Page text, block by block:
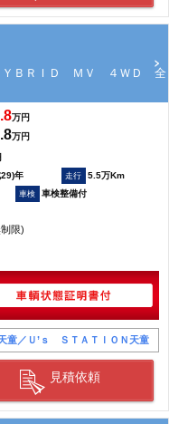
ＹＢＲＩＤ ＭＶ ４ＷＤ 全
万円
万円
年
5.5万Km
車検整備付
限)
童／Ｕ’ｓ ＳＴＡＴＩＯＮ天童
見積依頼